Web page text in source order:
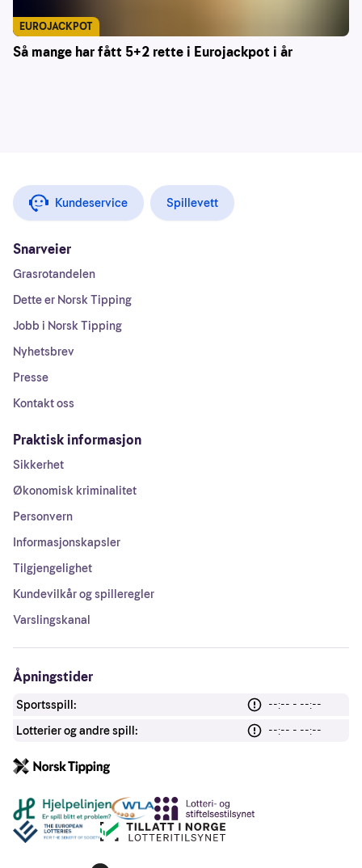
Så mange har fått 5+2 rette i Eurojackpot i år
EUROJACKPOT
Kundeservice Spillevett
Snarveier
Grasrotandelen
Dette er Norsk Tipping
Jobb i Norsk Tipping
Nyhetsbrev
Presse
Kontakt oss
Praktisk informasjon
Sikkerhet
Økonomisk kriminalitet
Personvern
Informasjonskapsler
Tilgjengelighet
Kundevilkår og spilleregler
Varslingskanal
Åpningstider
Sportsspill:
--:-- - --:--
Lotterier og andre spill:
--:-- - --:--
Andre lenker